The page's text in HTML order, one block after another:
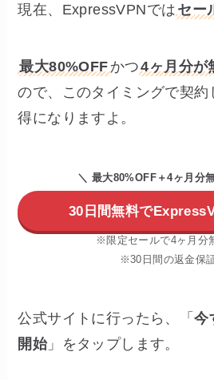
現在、ExpressVPNでは セー
最大80%OFF かつ4ヶ月分が
ので、このタイミングで契約
得になりますよ。
＼ 最大80%OFF＋4ヶ月分
30日間無料で
※限定セールで4ヶ月分
※30日間の返金保
公式サイトに行ったら、「今
開始」をタップします。